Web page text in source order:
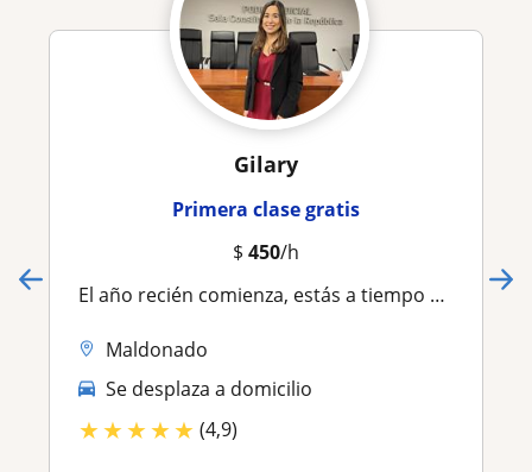
Gilary
Primera clase gratis
$ 450/h
El año recién comienza, estás a tiempo de dar seguimiento a tus materias para no atrasarte! clases presenciales y online
Maldonado
Se desplaza a domicilio
★★★★★ (4,9)